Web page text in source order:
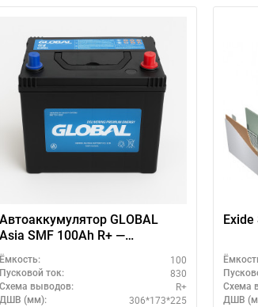
Автоаккумулятор GLOBAL
Asia SMF 100Ah R+ —
выгодная цена
Ёмкость: 100
Пусковой ток: 830
Схема выводов: R+
ДШВ (мм): 306*173*225
Exide
Схема
ДШВ
Viber / Telegram (093) 600-51-11
Написать в Telegram